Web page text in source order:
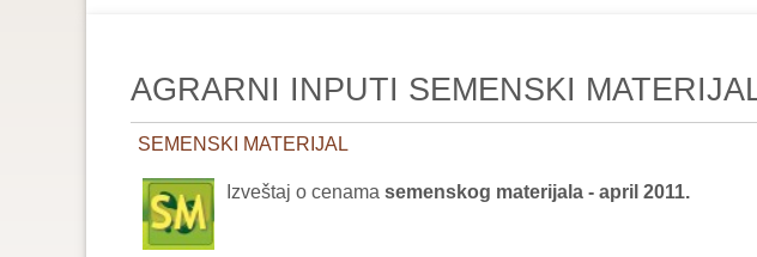
AGRARNI INPUTI SEMENSKI
SEMENSKI MATERIJAL
Izveštaj o cenama semenskog materijala - april 2011.